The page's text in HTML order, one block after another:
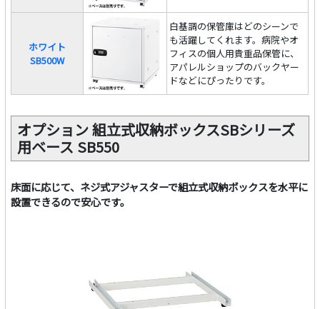
ホワイト
SB500W
白基調の保管庫はどのシーンで
も活躍してくれます。病院やオ
フィスの個人用貴重品保管に、
アパレルショップのバックヤー
ドなどにぴったりです。
オプション 組立式収納ボックスSBシリーズ
用ベース SB550
床面に応じて、ネジ式アジャスターで組立式収納ボックスを水平に
設置できるので安心です。